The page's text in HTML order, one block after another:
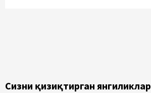
Сизни қизиқтирган янгиликлар